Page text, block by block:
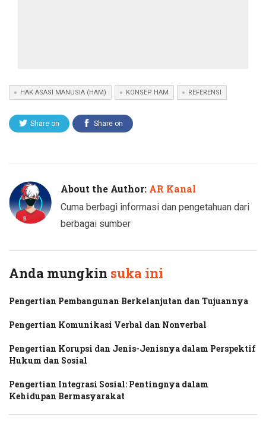
HAK ASASI MANUSIA (HAM) KONSEP HAM REFERENSI
Share on Share on
About the Author: AR Kanal
Cuma berbagi informasi dan pengetahuan dari
berbagai sumber
Anda mungkin suka ini
Pengertian Pembangunan Berkelanjutan dan Tujuannya
Pengertian Komunikasi Verbal dan Nonverbal
Pengertian Korupsi dan Jenis-Jenisnya dalam Perspektif
Hukum dan Sosial
Pengertian Integrasi Sosial: Pentingnya dalam
Kehidupan Bermasyarakat